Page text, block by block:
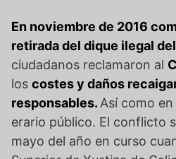
En noviembre de 2016
retirada del dique ilegal
ciudadanos reclamaron al
los costes y daños
responsables.Así como en
erario público. El conflicto
mayo del año en curso